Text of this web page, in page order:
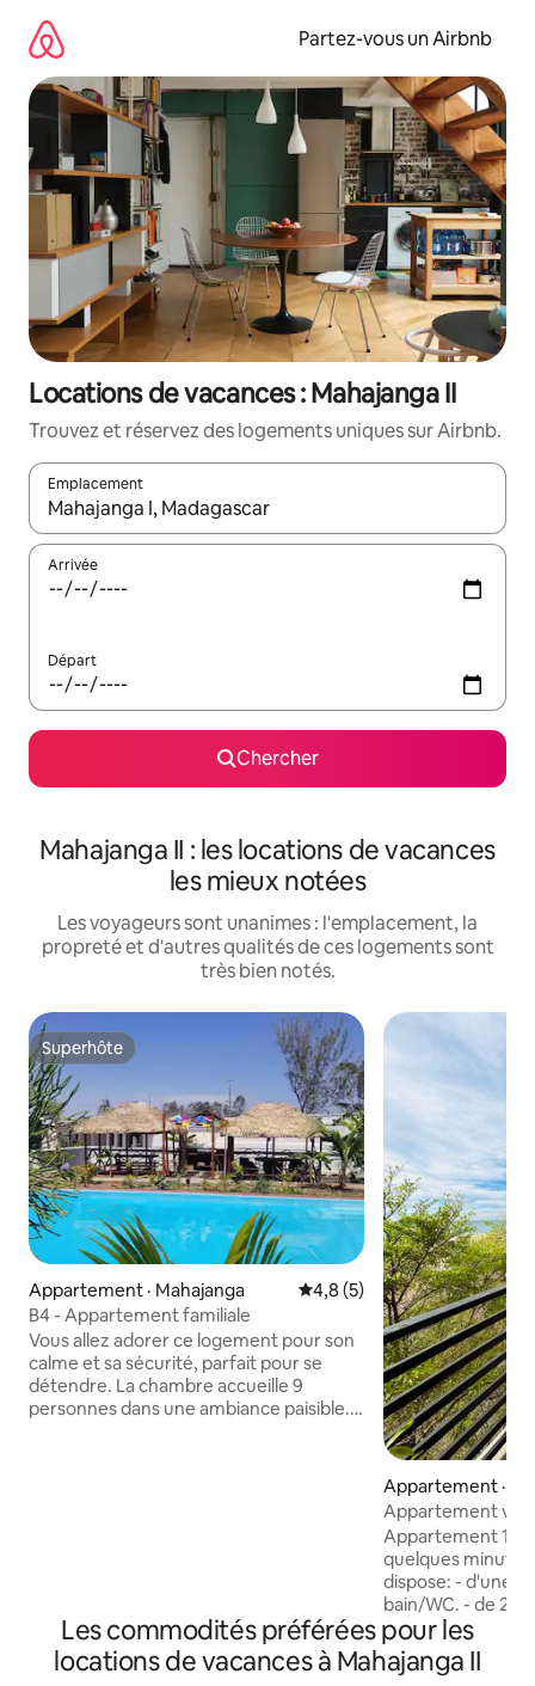
directement
contenu
Partez-vous un Airbnb
Locations de vacances : Mahajanga II
Trouvez et réservez des logements uniques sur Airbnb.
Emplacement
Quand les résultats sont affichés, parcourez-les en utilisant
Arrivée
Départ
Chercher
Mahajanga II : les locations de vacances
les mieux notées
Les voyageurs sont unanimes : l'emplacement, la
propreté et d'autres qualités de ces logements sont
très bien notés.
Superhôte
Superhôte
Appartement · Mahajanga Note moyenne de 4,8 sur 5,
4,8 (5)
B4 - Appartement familiale
Vous allez adorer ce logement pour son
calme et sa sécurité, parfait pour se
détendre. La chambre accueille 9
personnes dans une ambiance paisible.
desservant la ville ).
Appartement ·
Appartement
Appartement
quelques
dispose: - d'une
bain/WC. - de 2
supplémentaires
deuxième salle de
indépendants. -
Les commodités préférées pour les
locations de vacances à Mahajanga II